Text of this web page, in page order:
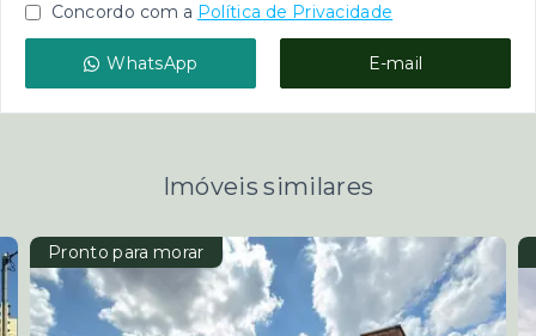
Concordo com a Política de Privacidade
WhatsApp E-mail
Imóveis similares
Pronto para morar